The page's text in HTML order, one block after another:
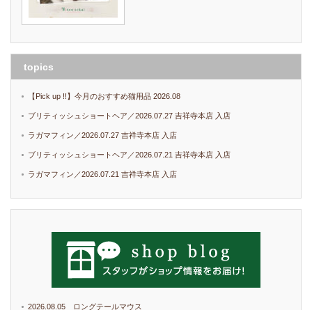
topics
【Pick up !!】今月のおすすめ猫用品 2026.08
ブリティッシュショートヘア／2026.07.27 吉祥寺本店 入店
ラガマフィン／2026.07.27 吉祥寺本店 入店
ブリティッシュショートヘア／2026.07.21 吉祥寺本店 入店
ラガマフィン／2026.07.21 吉祥寺本店 入店
2026.08.05 ロングテールマウス